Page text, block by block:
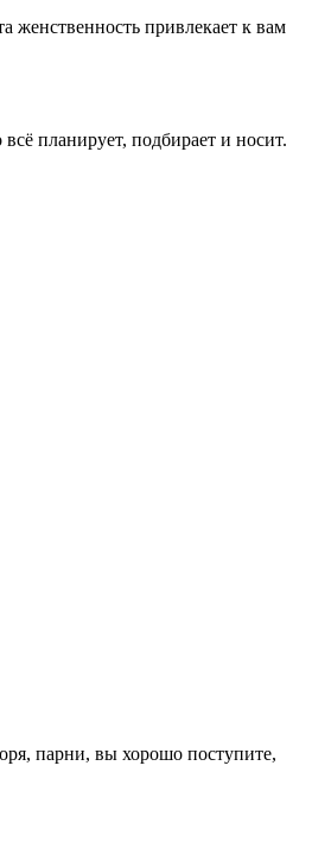
женственность привлекает к вам
планирует, подбирает и носит.
парни, вы хорошо поступите,